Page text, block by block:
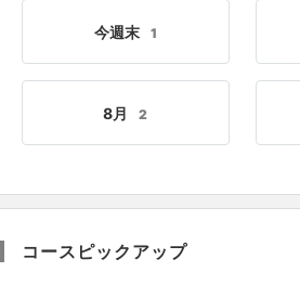
今週末 1
8月 2
コースピックアップ